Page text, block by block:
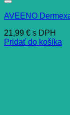
AVEENO
21,99 € s DPH
Pridať do košíka